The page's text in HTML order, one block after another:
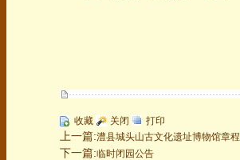
收藏 关闭 打印
上一篇:澧县城头山古文化遗址博物馆章程
下一篇:临时闭园公告